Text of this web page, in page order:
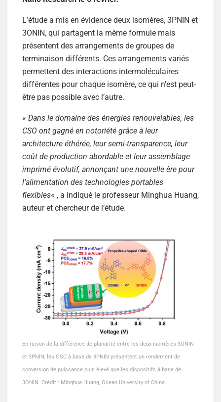
L’étude a mis en évidence deux isomères, 3PNIN et
3ONIN, qui partagent la même formule mais
présentent des arrangements de groupes de
terminaison différents. Ces arrangements variés
permettent des interactions intermoléculaires
différentes pour chaque isomère, ce qui n’est peut-
être pas possible avec l’autre.
« Dans le domaine des énergies renouvelables, les
CSO ont gagné en notoriété grâce à leur
architecture éthérée, leur semi-transparence, leur
coût de production abordable et leur assemblage
imprimé évolutif, annonçant une nouvelle ère pour
l’alimentation des technologies portables
flexibles« , a indiqué le professeur Minghua Huang,
auteur et chercheur de l’étude.
En raison de la différence de planarité entre les deux isomères 3ONIN
et 3PNIN, les OSC à base de 3PNIN présentent un rendement de
conversion de puissance plus élevé que les dispositifs à base de
3ONIN. Crédit : Minghua Huang, Ocean University of China